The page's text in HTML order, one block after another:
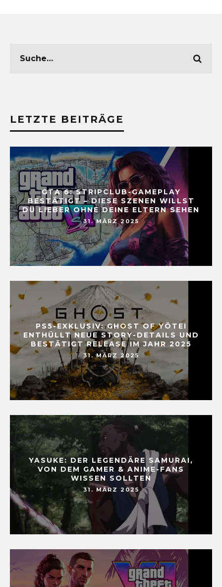
LETZTE BEITRÄGE
GTA 6: STRIPCLUB-GAMEPLAY
BESTÄTIGT – DIESE SZENEN WILLST
DU LIEBER OHNE DEINE ELTERN SEHEN
31. MÄRZ 2025
PS5-EXKLUSIV: GHOST OF YŌTEI
ENTHÜLLT NEUE STORY-DETAILS UND
BESTÄTIGT RELEASE IM JAHR 2025
31. MÄRZ 2025
YASUKE: DER LEGENDÄRE SAMURAI,
VON DEM GAMER & ANIME-FANS
WISSEN SOLLTEN
31. MÄRZ 2025